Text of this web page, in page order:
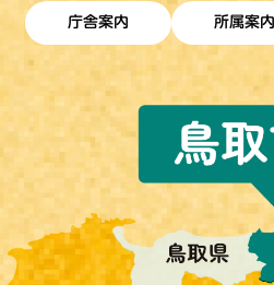
庁舎案内 所属案内